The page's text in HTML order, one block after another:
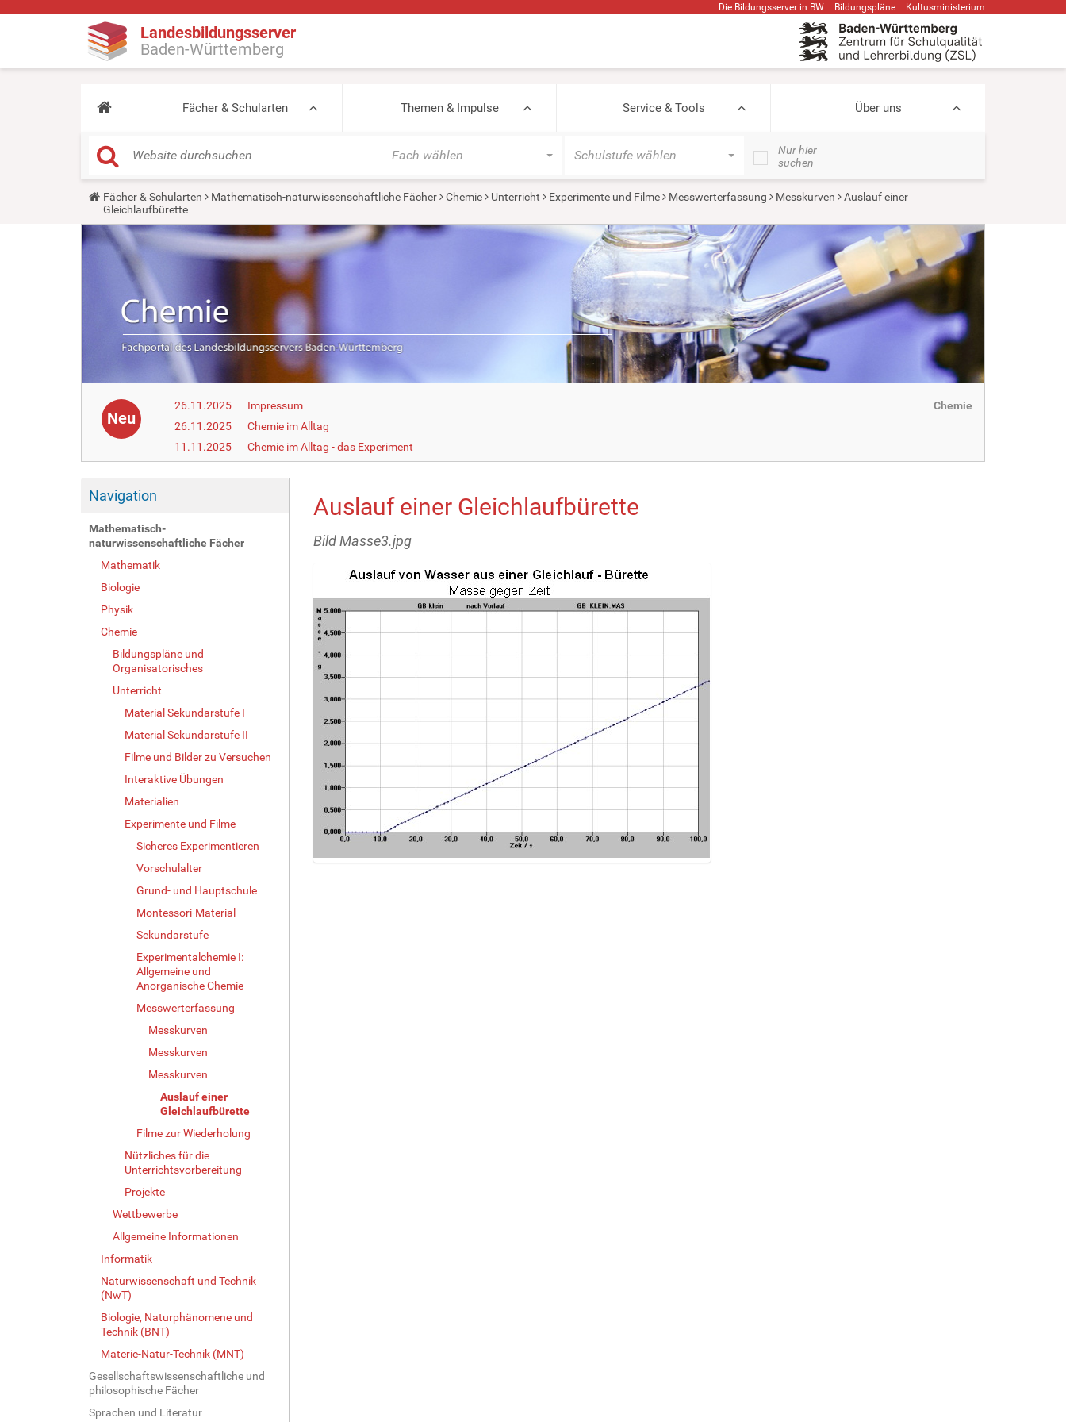
Die Bildungsserver in BW Bildungspläne Kultusministerium
Landesbildungsserver
Baden-Württemberg
Fächer & Schularten Themen & Impulse Service & Tools Über uns
Fach wählen Schulstufe wählen
Nur hier
suchen
Y
u
r
Fächer & Schularten Mathematisch-naturwissenschaftliche Fächer Chemie Unterricht Experimente und Filme Messwerterfassung Messkurven
Auslauf einer
Gleichlaufbürette
Neu
26.11.2025
Impressum
26.11.2025
Chemie im Alltag
11.11.2025
Chemie im Alltag - das Experiment
Chemie
Navigation
Mathematisch-
naturwissenschaftliche Fächer
Mathematik
Biologie
Physik
Chemie
Bildungspläne und
Organisatorisches
Unterricht
Material Sekundarstufe I
Material Sekundarstufe II
Filme und Bilder zu Versuchen
Interaktive Übungen
Materialien
Experimente und Filme
Sicheres Experimentieren
Vorschulalter
Grund- und Hauptschule
Montessori-Material
Sekundarstufe
Experimentalchemie I:
Allgemeine und
Anorganische Chemie
Messwerterfassung
Messkurven
Messkurven
Messkurven
Auslauf einer
Gleichlaufbürette
Filme zur Wiederholung
Nützliches für die
Unterrichtsvorbereitung
Projekte
Wettbewerbe
Allgemeine Informationen
Informatik
Naturwissenschaft und Technik
(NwT)
Biologie, Naturphänomene und
Technik (BNT)
Materie-Natur-Technik (MNT)
Gesellschaftswissenschaftliche und
philosophische Fächer
Sprachen und Literatur
Auslauf einer Gleichlaufbürette
Bild Masse3.jpg